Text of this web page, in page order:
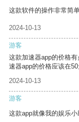
这款软件的操作非常简
2024-10-13
游客
这款加速器app的价格
速器app的价格应该在50
2024-10-13
游客
这款app就像我的娱乐小